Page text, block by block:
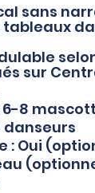
sans
sur
6-8
danseurs
: Oui